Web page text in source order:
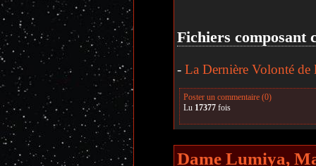
Fichiers composant
- La Dernière Volonté de
Poster un commentaire (0)
Lu 17377fois
Dame Lumiya,